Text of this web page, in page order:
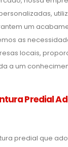
um
as
locais,
a um
Predial
predial que